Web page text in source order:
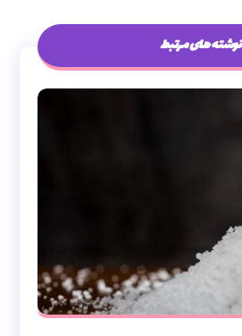
نوشته های مرتبط